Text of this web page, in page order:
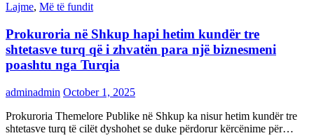
Lajme, Më të fundit
Prokuroria në Shkup hapi hetim kundër tre
shtetasve turq që i zhvatën para një biznesmeni
poashtu nga Turqia
adminadmin October 1, 2025
Prokuroria Themelore Publike në Shkup ka nisur hetim kundër tre
shtetasve turq të cilët dyshohet se duke përdorur kërcënime për…